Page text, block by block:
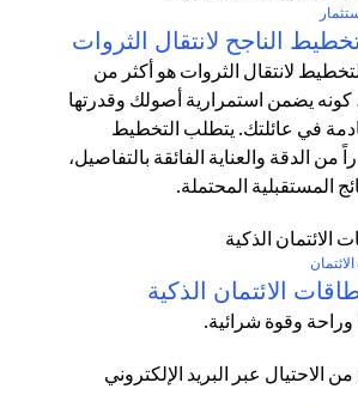
الناجح لانتقال الثروات
لانتقال الثروات هو أكثر من
يضمن استمرارية أصولك وقدرتها
في عائلتك. يتطلب التخطيط
من الدقة والعناية الفائقة بالتفاصيل،
المستقبلية المحتملة.
الائتمان الذكية
وراحة وقوة شرائية.